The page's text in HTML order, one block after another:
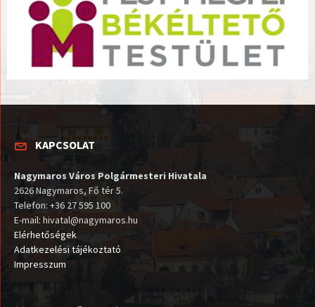
KAPCSOLAT
Nagymaros Város Polgármesteri Hivatala
2626 Nagymaros, Fő tér 5.
Telefon: +36 27 595 100
E-mail: hivatal@nagymaros.hu
Elérhetőségek
Adatkezelési tájékoztató
Impresszum